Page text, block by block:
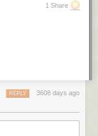
1 Share
3608 days ago
REPLY